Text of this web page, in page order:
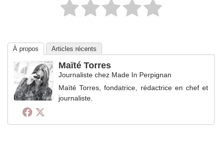
À propos Articles récents
Maïté Torres
Journaliste chez Made In Perpignan
Maïté Torres, fondatrice, rédactrice en chef et
journaliste.